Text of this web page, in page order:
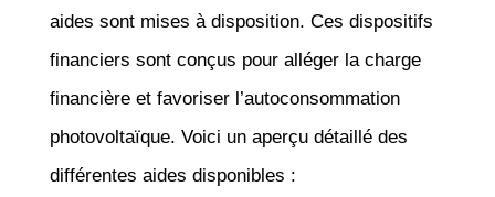
aides sont mises à disposition. Ces dispositifs
financiers sont conçus pour alléger la charge
financière et favoriser l’autoconsommation
photovoltaïque. Voici un aperçu détaillé des
différentes aides disponibles :